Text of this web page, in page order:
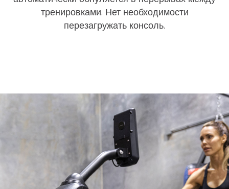
тренировками. Нет необходимости
перезагружать консоль.